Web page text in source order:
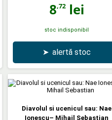
8,72lei
stoc indisponibil
➤ alertă stoc
Diavolul si ucenicul sau: Nae
Ionescu– Mihail Sebastian